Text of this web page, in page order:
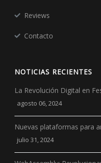
Reviews
Contacto
NOTICIAS RECIENTES
La Revolución Digital en
agosto 06, 2024
Nuevas plataformas para
julio 31, 2024